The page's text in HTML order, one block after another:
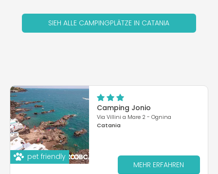
SIEH ALLE CAMPINGPLÄTZE IN CATANIA
pet friendly
Camping Jonio
Via Villini a Mare 2 - Ognina
Catania
MEHR ERFAHREN